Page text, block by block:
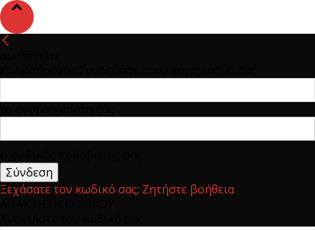
Ξεχάσατε τον κωδικό σας; Ζητήστε βοήθεια